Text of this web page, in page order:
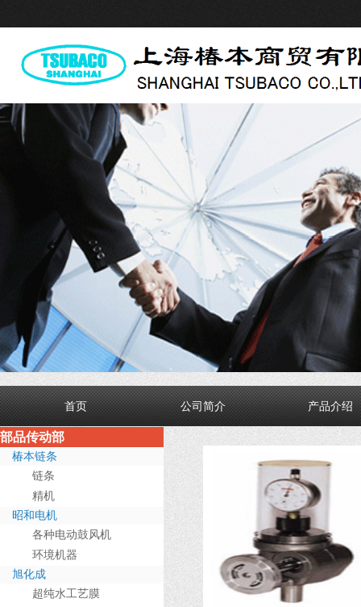
首页 公司简介 产品介绍
部品传动部
椿本链条
链条
精机
昭和电机
各种电动鼓风机
环境机器
旭化成
超纯水工艺膜